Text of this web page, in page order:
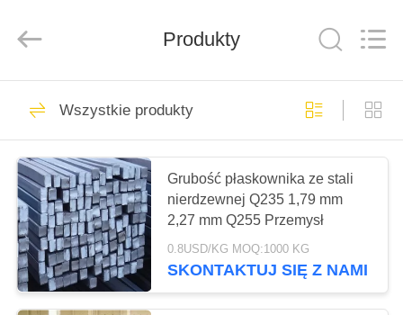
DOM
PRODUKTY
FILMY
O
NAS
Product
Co.,Ltd.
Arkusz stali
nierdzewnej
138
16
Produkty
Wszystkie produkty
Grubość płaskownika ze stali
nierdzewnej Q235 1,79 mm
2,27 mm Q255 Przemysł
0.8USD/KG MOQ:1000 KG
SKONTAKTUJ SIĘ Z NAMI